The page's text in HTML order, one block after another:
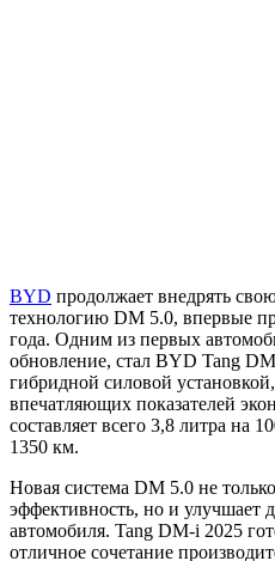
BYD продолжает внедрять
технологию DM 5.0, впервые
года. Одним из первых
обновление, стал BYD Tang
гибридной силовой
впечатляющих показателей
составляет всего 3,8 литра на
1350 км.
Новая система DM 5.0 не
эффективность, но и улучшает
автомобиля. Tang DM-i 2025
отличное сочетание